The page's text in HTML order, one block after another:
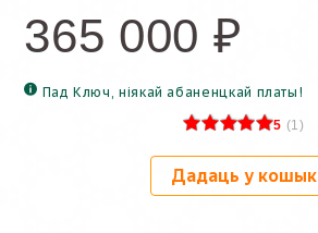
365 000 ₽
Пад Ключ, ніякай абаненцкай платы!
5 (1)
Дадаць у кошык